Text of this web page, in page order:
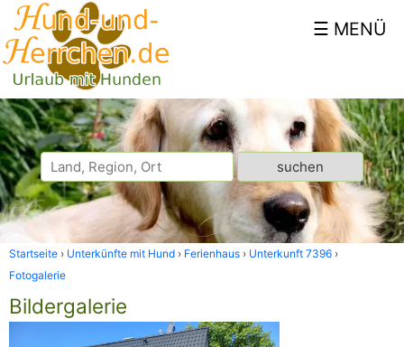
Startseite Unterkünfte mit Hund Ferienhaus
Unterkunft 7396
Fotogalerie
Bildergalerie